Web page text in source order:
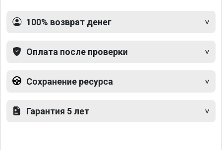
100% возврат денег
Оплата после проверки
Сохранение ресурса
Гарантия 5 лет